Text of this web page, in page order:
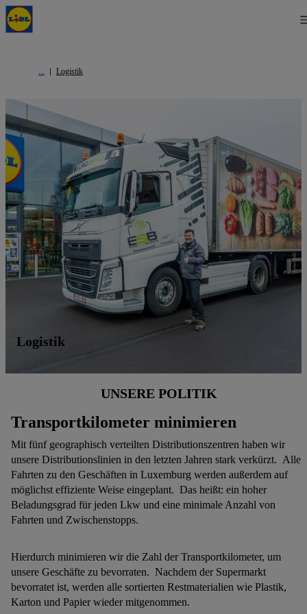
Logistik
Logistik
UNSERE POLITIK
Transportkilometer minimieren
Mit fünf geographisch verteilten Distributionszentren haben wir
unsere Distributionslinien in den letzten Jahren stark verkürzt. Alle
Fahrten zu den Geschäften in Luxemburg werden außerdem auf
möglichst effiziente Weise eingeplant. Das heißt: ein hoher
Beladungsgrad für jeden Lkw und eine minimale Anzahl von
Fahrten und Zwischenstopps.
Hierdurch minimieren wir die Zahl der Transportkilometer, um
unsere Geschäfte zu bevorraten. Nachdem der Supermarkt
bevorratet ist, werden alle sortierten Restmaterialien wie Plastik,
Karton und Papier wieder mitgenommen.